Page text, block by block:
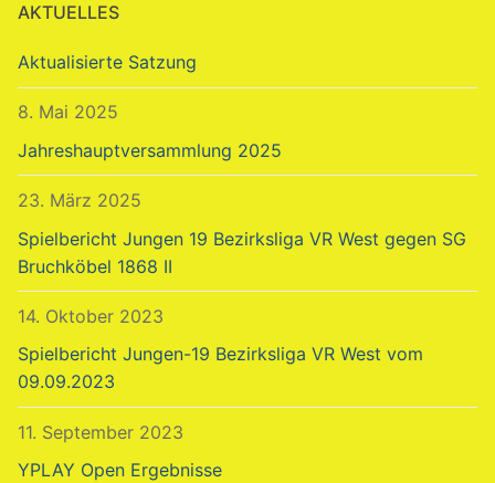
AKTUELLES
Aktualisierte Satzung
8. Mai 2025
Jahreshauptversammlung 2025
23. März 2025
Spielbericht Jungen 19 Bezirksliga VR West gegen SG
Bruchköbel 1868 II
14. Oktober 2023
Spielbericht Jungen-19 Bezirksliga VR West vom
09.09.2023
11. September 2023
YPLAY Open Ergebnisse